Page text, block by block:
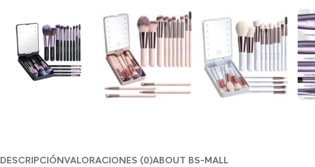
DESCRIPCIÓNVALORACIONES (0)ABOUT BS-MALL